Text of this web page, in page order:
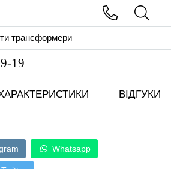
трансформери
19
ВІДГУКИ
Whatsapp